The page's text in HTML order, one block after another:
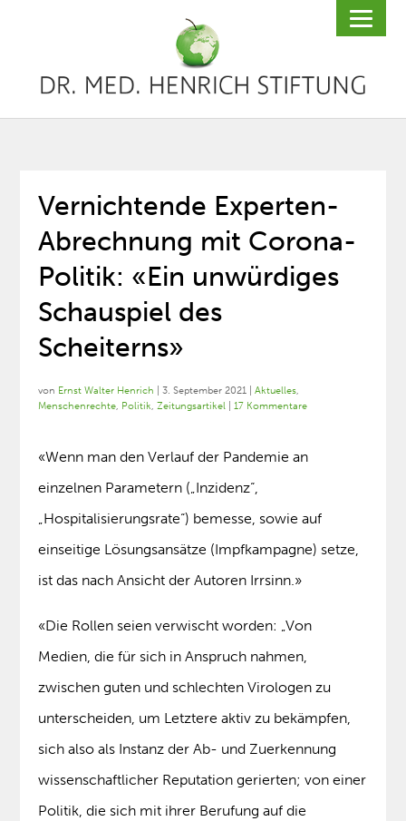
Vernichtende Experten-
Abrechnung mit Corona-
Politik: «Ein unwürdiges
Schauspiel des
Scheiterns»
von Ernst Walter Henrich |3. September 2021 |Aktuelles,
Menschenrechte, Politik,Zeitungsartikel |17 Kommentare
«Wenn man den Verlauf der Pandemie an
einzelnen Parametern („Inzidenz“,
„Hospitalisierungsrate“) bemesse, sowie auf
einseitige Lösungsansätze (Impfkampagne) setze,
ist das nach Ansicht der Autoren Irrsinn.»
«Die Rollen seien verwischt worden: „Von
Medien, die für sich in Anspruch nahmen,
zwischen guten und schlechten Virologen zu
unterscheiden, um Letztere aktiv zu bekämpfen,
sich also als Instanz der Ab- und Zuerkennung
wissenschaftlicher Reputation gerierten; von einer
Politik, die sich mit ihrer Berufung auf die